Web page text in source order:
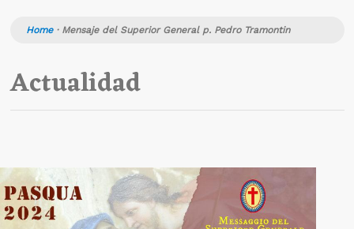
Home· Mensaje del Superior General p. Pedro Tramontin
Actualidad